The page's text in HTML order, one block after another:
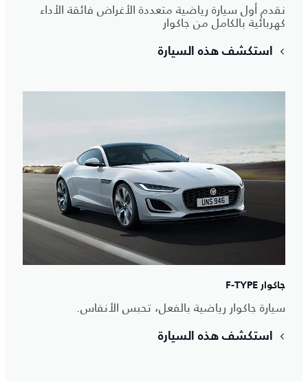
نقدم أول سيارة رياضية متعددة الأغراض فائقة الأداء
كهربائية بالكامل من جاكوار
استكشف هذه السيارة
جاكوار F-TYPE
سيارة جاكوار رياضية بالفعل، تحبس الأنفاس.
استكشف هذه السيارة